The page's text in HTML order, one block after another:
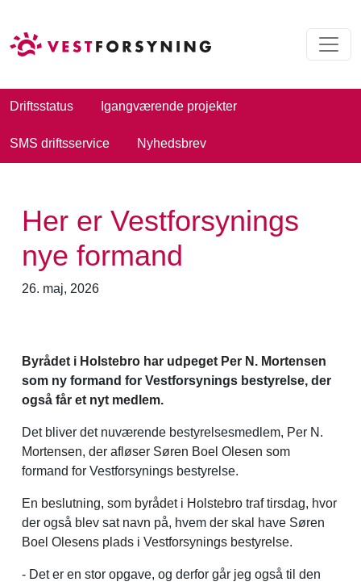
Driftsstatus Igangværende projekter
SMS driftsservice Nyhedsbrev
Her er Vestforsynings
nye formand
26. maj, 2026
Byrådet i Holstebro har udpeget Per N. Mortensen
som ny formand for Vestforsynings bestyrelse, der
også får et nyt medlem.
Det bliver det nuværende bestyrelsesmedlem, Per N.
Mortensen, der afløser Søren Boel Olesen som
formand for Vestforsynings bestyrelse.
En beslutning, som byrådet i Holstebro traf tirsdag, hvor
der også blev sat navn på, hvem der skal have Søren
Boel Olesens plads i Vestforsynings bestyrelse.
- Det er en stor opgave, og derfor går jeg også til den